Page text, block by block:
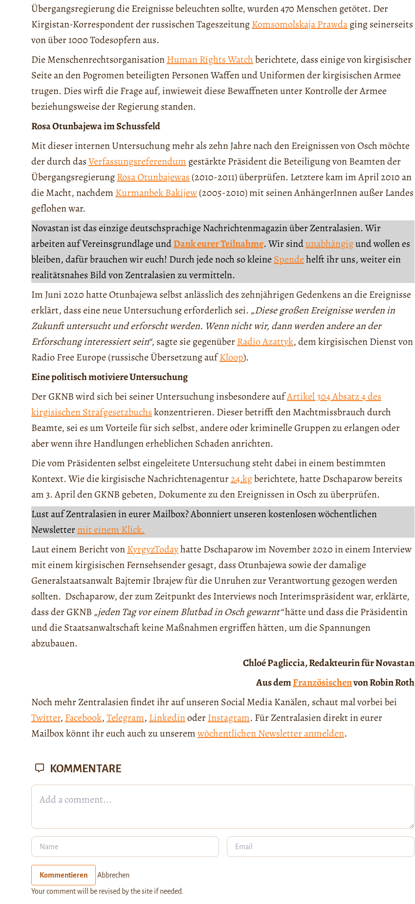
Übergangsregierung die Ereignisse beleuchten sollte, wurden 470 Menschen getötet. Der
Kirgistan-Korrespondent der russischen TageszeitungKomsomolskaja Prawdaging seinerseits
von über 1000 Todesopfern aus.
Die MenschenrechtsorganisationHuman Rights Watchberichtete, dass einige von kirgisischer
Seite an den Pogromen beteiligten Personen Waffen und Uniformen der kirgisischen Armee
trugen. Dies wirft die Frage auf, inwieweit diese Bewaffneten unter Kontrolle der Armee
beziehungsweise der Regierung standen.
Rosa Otunbajewa im Schussfeld
Mit dieser internen Untersuchung mehr als zehn Jahre nach den Ereignissen von Osch möchte
der durch dasVerfassungsreferendum gestärkte Präsident die Beteiligung von Beamten der
ÜbergangsregierungRosa Otunbajewas (2010-2011) überprüfen. Letztere kam im April 2010 an
die Macht, nachdem Kurmanbek Bakijew(2005-2010) mit seinen AnhängerInnen außer Landes
geflohen war.
Novastan ist das einzige deutschsprachige Nachrichtenmagazin über Zentralasien. Wir
arbeiten auf Vereinsgrundlage undDank eurer Teilnahme. Wir sindunabhängigund wollen es
bleiben, dafür brauchen wir euch! Durch jede noch so kleine Spendehelft ihr uns, weiter ein
realitätsnahes Bild von Zentralasien zu vermitteln.
Im Juni 2020 hatte Otunbajewa selbst anlässlich des zehnjährigen Gedenkens an die Ereignisse
erklärt, dass eine neue Untersuchung erforderlich sei. „Diese großen Ereignisse werden in
Zukunft untersucht und erforscht werden. Wenn nicht wir, dann werden andere an der
Erforschung interessiert sein“, sagte sie gegenüberRadio Azattyk, dem kirgisischen Dienst von
Radio Free Europe (russische Übersetzung aufKloop).
Eine politisch motiviere Untersuchung
Der GKNB wird sich bei seiner Untersuchung insbesondere aufArtikel 304 Absatz 4 des
kirgisischen Strafgesetzbuchskonzentrieren. Dieser betrifft den Machtmissbrauch durch
Beamte, sei es um Vorteile für sich selbst, andere oder kriminelle Gruppen zu erlangen oder
aber wenn ihre Handlungen erheblichen Schaden anrichten.
Die vom Präsidenten selbst eingeleitete Untersuchung steht dabei in einem bestimmten
Kontext. Wie die kirgisische Nachrichtenagentur24.kgberichtete, hatte Dschaparow bereits
am 3. April den GKNB gebeten, Dokumente zu den Ereignissen in Osch zu überprüfen.
Lust auf Zentralasien in eurer Mailbox? Abonniert unseren kostenlosen wöchentlichen
Newslettermit einem Klick.
Laut einem Bericht vonKyrgyzTodayhatte Dschaparow im November 2020 in einem Interview
mit einem kirgisischen Fernsehsender gesagt, dass Otunbajewa sowie der damalige
Generalstaatsanwalt Bajtemir Ibrajew für die Unruhen zur Verantwortung gezogen werden
sollten. Dschaparow, der zum Zeitpunkt des Interviews noch Interimspräsident war, erklärte,
dass der GKNB „jeden Tag vor einem Blutbad in Osch gewarnt“hätte und dass die Präsidentin
und die Staatsanwaltschaft keine Maßnahmen ergriffen hätten, um die Spannungen
abzubauen.
Chloé Pagliccia, Redakteurin für Novastan
Aus demFranzösischenvon Robin Roth
Noch mehr Zentralasien findet ihr auf unseren Social Media Kanälen, schaut mal vorbei bei
Twitter, Facebook,Telegram, LinkedinoderInstagram. Für Zentralasien direkt in eurer
Mailbox könnt ihr euch auch zu unseremwöchentlichen Newsletter anmelden.
KOMMENTARE
Kommentieren Abbrechen
Your comment will be revised by the site if needed.